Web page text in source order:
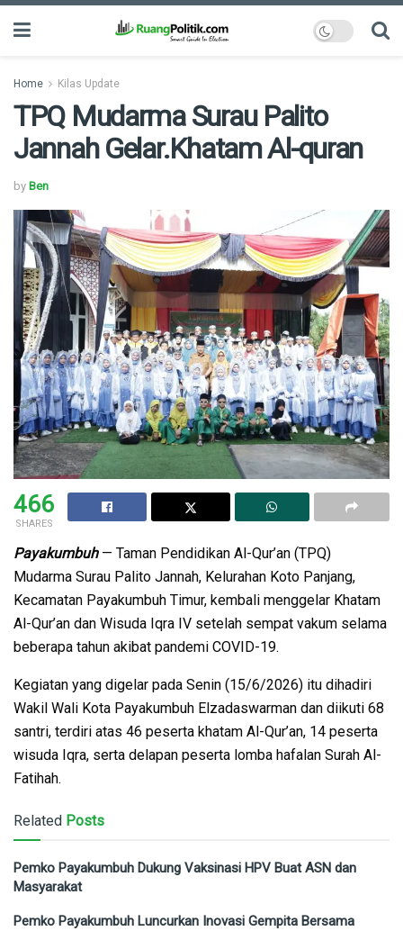
Home Kilas Update
TPQ Mudarma Surau Palito
Jannah Gelar.Khatam Al-quran
by Ben
466
SHARES
Payakumbuh— Taman Pendidikan Al-Qur’an (TPQ)
Mudarma Surau Palito Jannah, Kelurahan Koto Panjang,
Kecamatan Payakumbuh Timur, kembali menggelar Khatam
Al-Qur’an dan Wisuda Iqra IV setelah sempat vakum selama
beberapa tahun akibat pandemi COVID-19.
Kegiatan yang digelar pada Senin (15/6/2026) itu dihadiri
Wakil Wali Kota Payakumbuh Elzadaswarman dan diikuti 68
santri, terdiri atas 46 peserta khatam Al-Qur’an, 14 peserta
wisuda Iqra, serta delapan peserta lomba hafalan Surah Al-
Fatihah.
Related Posts
Pemko Payakumbuh Dukung Vaksinasi HPV Buat ASN dan
Masyarakat
Pemko Payakumbuh Luncurkan Inovasi Gempita Bersama